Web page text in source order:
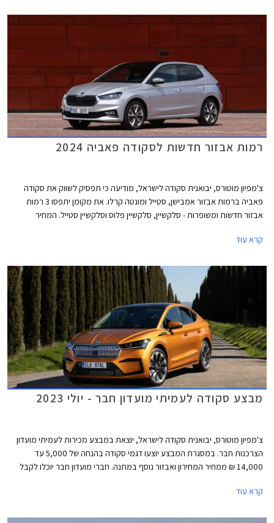
רמות אבזור חדשות לסקודה פאביה 2024
צ'מפיון מוטורס, יבואנית סקודה לישראל, מודיעה כי תפסיק לשווק את סקודה
פאביה ברמות אבזור אמבישן, סטייל ומונטה קרלו. את מקומן יתפסו 3 רמות
אבזור חדשות ומשופרות - סלקשיין, סלקשיין פלוס וסלקשיין סטייל. המחיר
קרא עוד
מבצע סקודה לעמיתי מועדון חבר - יולי 2023
צ'מפיון מוטורס, יבואנית סקודה לישראל, יוצאת במבצע מכירות לעמיתי מועדון
הצרכנות חבר. במסגרת המבצע יוצעו דגמי סקודה בהנחה של 5,000 עד
14,000 ₪ ממחיר המחירון ואבזור נוסף במתנה. חברי מועדון חבר יוכלו לקבל
אולמות התצוגה של סקודה ברחבי ישראל בתאריכים 11.07.2023-08.08.2023.
קרא עוד